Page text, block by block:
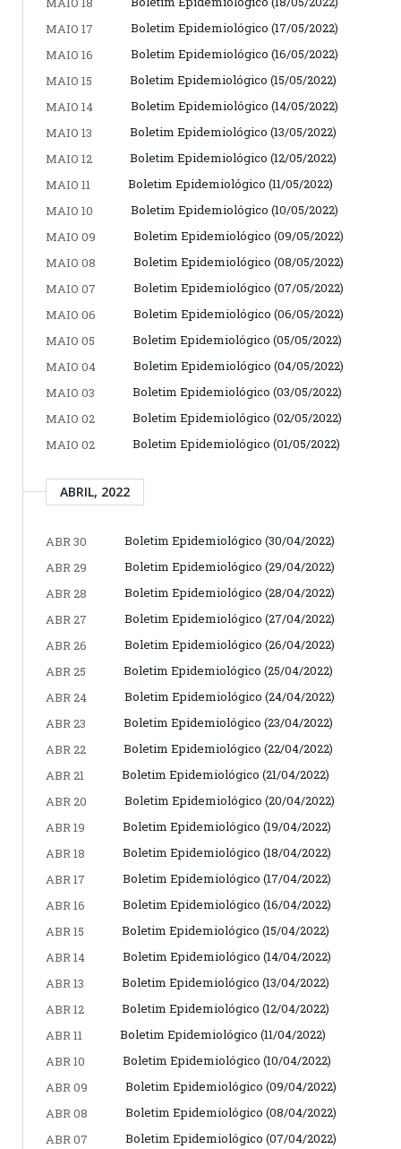
MAIO 17
Boletim Epidemiológico (17/05/2022)
MAIO 16
Boletim Epidemiológico (16/05/2022)
MAIO 15
Boletim Epidemiológico (15/05/2022)
MAIO 14
Boletim Epidemiológico (14/05/2022)
MAIO 13
Boletim Epidemiológico (13/05/2022)
MAIO 12
Boletim Epidemiológico (12/05/2022)
MAIO 11
Boletim Epidemiológico (11/05/2022)
MAIO 10
Boletim Epidemiológico (10/05/2022)
MAIO 09
Boletim Epidemiológico (09/05/2022)
MAIO 08
Boletim Epidemiológico (08/05/2022)
MAIO 07
Boletim Epidemiológico (07/05/2022)
MAIO 06
Boletim Epidemiológico (06/05/2022)
MAIO 05
Boletim Epidemiológico (05/05/2022)
MAIO 04
Boletim Epidemiológico (04/05/2022)
MAIO 03
Boletim Epidemiológico (03/05/2022)
MAIO 02
Boletim Epidemiológico (02/05/2022)
MAIO 02
Boletim Epidemiológico (01/05/2022)
ABRIL, 2022
ABR 30
Boletim Epidemiológico (30/04/2022)
ABR 29
Boletim Epidemiológico (29/04/2022)
ABR 28
Boletim Epidemiológico (28/04/2022)
ABR 27
Boletim Epidemiológico (27/04/2022)
ABR 26
Boletim Epidemiológico (26/04/2022)
ABR 25
Boletim Epidemiológico (25/04/2022)
ABR 24
Boletim Epidemiológico (24/04/2022)
ABR 23
Boletim Epidemiológico (23/04/2022)
ABR 22
Boletim Epidemiológico (22/04/2022)
ABR 21
Boletim Epidemiológico (21/04/2022)
ABR 20
Boletim Epidemiológico (20/04/2022)
ABR 19
Boletim Epidemiológico (19/04/2022)
ABR 18
Boletim Epidemiológico (18/04/2022)
ABR 17
Boletim Epidemiológico (17/04/2022)
ABR 16
Boletim Epidemiológico (16/04/2022)
ABR 15
Boletim Epidemiológico (15/04/2022)
ABR 14
Boletim Epidemiológico (14/04/2022)
ABR 13
Boletim Epidemiológico (13/04/2022)
ABR 12
Boletim Epidemiológico (12/04/2022)
ABR 11
Boletim Epidemiológico (11/04/2022)
ABR 10
Boletim Epidemiológico (10/04/2022)
ABR 09
Boletim Epidemiológico (09/04/2022)
ABR 08
Boletim Epidemiológico (08/04/2022)
ABR 07
Boletim Epidemiológico (07/04/2022)